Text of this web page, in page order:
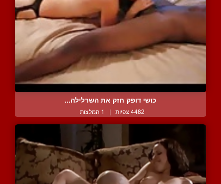
כושי דופק חזק את השרלילה...
4482 צפיות | 1 המלצות